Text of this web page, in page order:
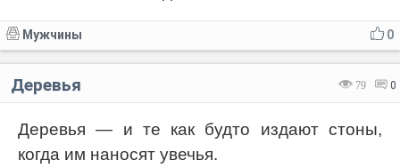
0
Мужчины
79 0
Деревья
Деревья — и те как будто издают стоны,
когда им наносят увечья.